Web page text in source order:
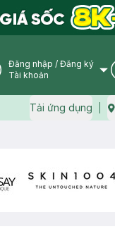
User Icon
Đăng nhập / Đăng ký
Tài khoản
Tải ứng dụng